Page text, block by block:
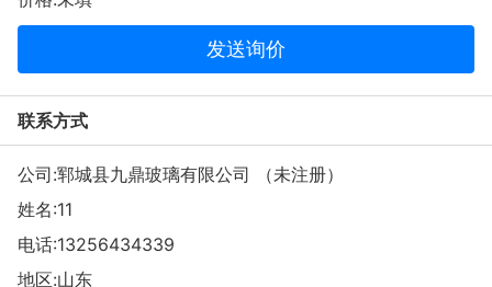
发送询价
联系方式
公司:郓城县九鼎玻璃有限公司 （未注册）
姓名:11
电话:13256434339
地区:山东